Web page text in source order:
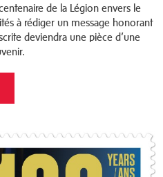
de la Légion envers le
à rédiger un message honorant
deviendra une pièce d’une